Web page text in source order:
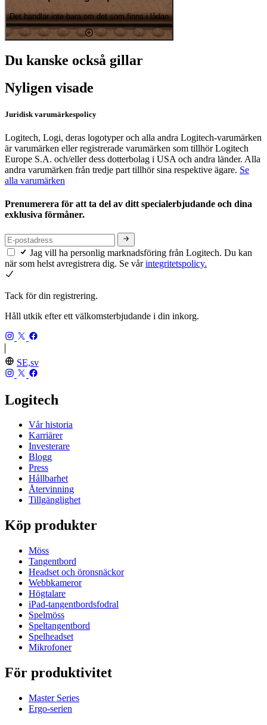
Det handlar inte bara om det som finns i lådan
Du kanske också gillar
Nyligen visade
Juridisk varumärkespolicy
Logitech, Logi, deras logotyper och alla andra Logitech-varumärken
är varumärken eller registrerade varumärken som tillhör Logitech
Europe S.A. och/eller dess dotterbolag i USA och andra länder. Alla
andra varumärken från tredje part tillhör sina respektive ägare. Se
alla varumärken
Prenumerera för att ta del av ditt specialerbjudande och dina
exklusiva förmåner.
Jag vill ha personlig marknadsföring från Logitech. Du kan
när som helst avregistrera dig. Se vårintegritetspolicy.
Tack för din registrering.
Håll utkik efter ett välkomsterbjudande i din inkorg.
SE,sv
Logitech
Vår historia
Karriärer
Investerare
Blogg
Press
Hållbarhet
Återvinning
Tillgänglighet
Köp produkter
Möss
Tangentbord
Headset och öronsnäckor
Webbkameror
Högtalare
iPad-tangentbordsfodral
Spelmöss
Speltangentbord
Spelheadset
Mikrofoner
För produktivitet
Master Series
Ergo-serien